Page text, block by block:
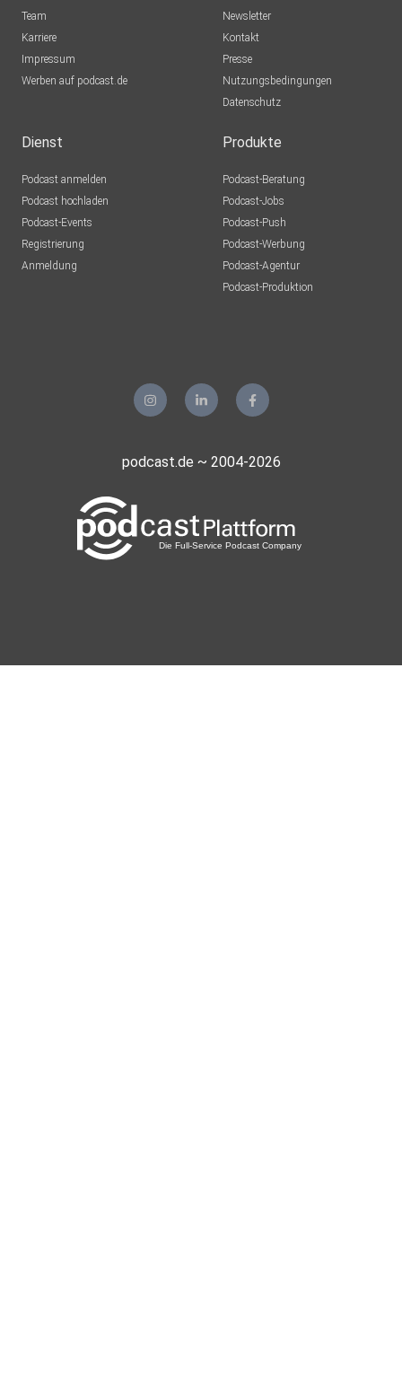
Team
Karriere
Impressum
Werben auf podcast.de
Newsletter
Kontakt
Presse
Nutzungsbedingungen
Datenschutz
Dienst
Podcast anmelden
Podcast hochladen
Podcast-Events
Registrierung
Anmeldung
Produkte
Podcast-Beratung
Podcast-Jobs
Podcast-Push
Podcast-Werbung
Podcast-Agentur
Podcast-Produktion
podcast.de ~ 2004-2026